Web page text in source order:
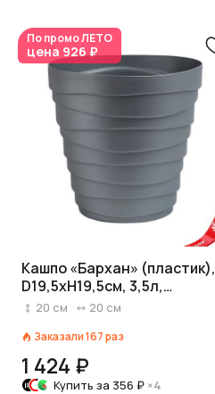
По промоЛЕТО
цена 926 ₽
Кашпо «Бархан» (пластик),
D19,5xH19,5см, 3,5л,
серебряный
20 см 20 см
Заказали167раз
1 424 ₽
Купить за 356 ₽ ×4